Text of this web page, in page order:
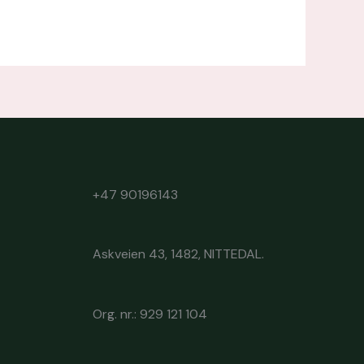
+47 90196143
Askveien 43, 1482, NITTEDAL.
Org. nr.: 929 121 104